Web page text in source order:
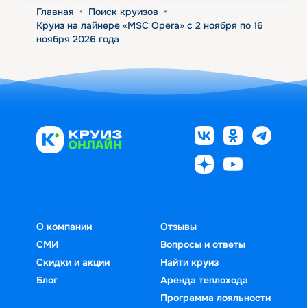
Главная • Поиск круизов •
Круиз на лайнере «MSC Opera» с 2 ноября по 16
ноября 2026 года
О компании
СМИ
Скидки и акции
Блог
Отзывы
Вопросы и ответы
Найти круиз
Аренда теплохода
Программа лояльности